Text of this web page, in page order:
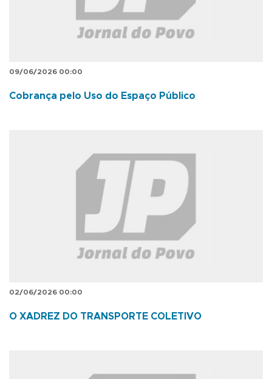
09/06/2026 00:00
Cobrança pelo Uso do Espaço Público
02/06/2026 00:00
O XADREZ DO TRANSPORTE COLETIVO